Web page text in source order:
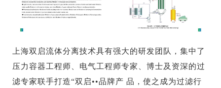
上海双启流体分离技术具有强大的研发团队，集中了
压力容器工程师、电气工程师专家、博士及资深的过
滤专家联手打造“双启••品牌产 品，使之成为过滤行